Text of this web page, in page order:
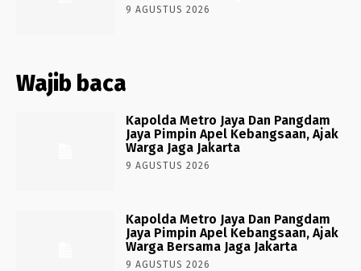
9 AGUSTUS 2026
Wajib baca
Kapolda Metro Jaya Dan Pangdam
Jaya Pimpin Apel Kebangsaan, Ajak
Warga Jaga Jakarta
9 AGUSTUS 2026
Kapolda Metro Jaya Dan Pangdam
Jaya Pimpin Apel Kebangsaan, Ajak
Warga Bersama Jaga Jakarta
9 AGUSTUS 2026